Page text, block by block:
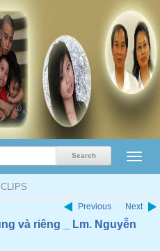
Previous Next
và riêng _ Lm. Nguyễn